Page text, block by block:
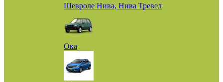
Шевроле Нива, Нива Тревел
Ока